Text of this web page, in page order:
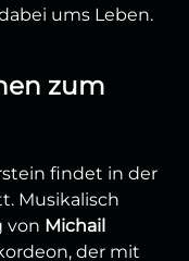
ums Leben.
zum
findet in der
Musikalisch
von Michail
der mit